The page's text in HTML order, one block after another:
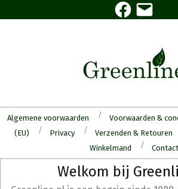
to
Facebook
E-
mail
Algemene voorwaarden Voorwaarden &
(EU)
Privacy Verzenden & Retouren
Winkelmand
Contact
Welkom bij